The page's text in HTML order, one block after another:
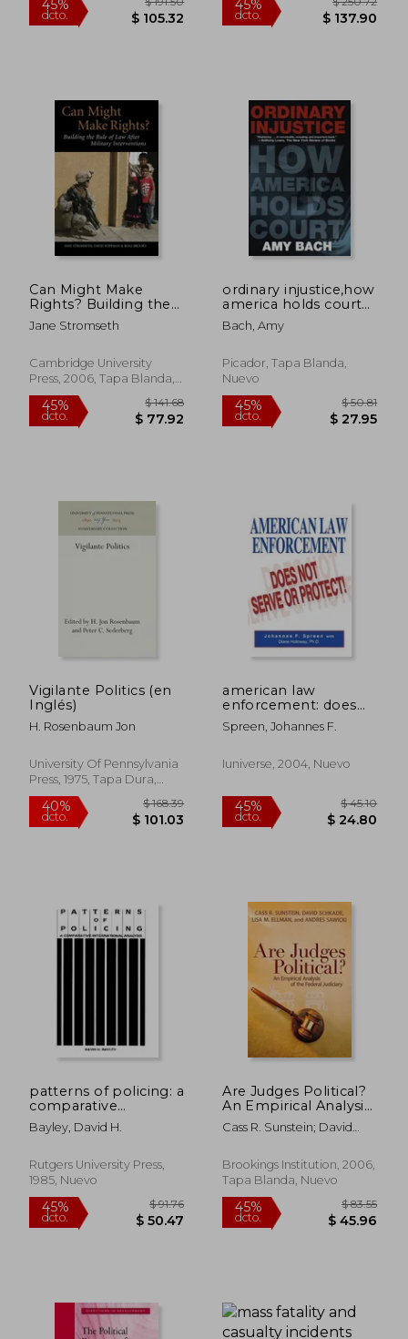
$ 105.32
Can Might Make
Rights? Building the
Rule of law After
Military Interventions
Jane Stromseth
Cambridge University
Press, 2006, Tapa Blanda,
Nuevo
45%
dcto.
ordinary injustice,how
america holds court
(en Inglés)
Bach, Amy
Picador, Tapa Blanda,
Nuevo
45%
Vigilante Politics (en
Inglés)
H. Rosenbaum Jon
University Of Pennsylvania
Press, 1975, Tapa Dura,
Nuevo
american law
enforcement: does
not serve or protect!
(en Inglés)
Spreen, Johannes F.
Iuniverse, 2004, Nuevo
patterns of policing: a
comparative
international analysis
(en Inglés)
Bayley, David H.
Rutgers University Press,
1985, Nuevo
Are Judges Political?
An Empirical Analysis
of the Federal
Judiciary (en Inglés)
Cass R. Sunstein; David
Andres Sawicki
Brookings Institution, 2006,
Tapa Blanda, Nuevo